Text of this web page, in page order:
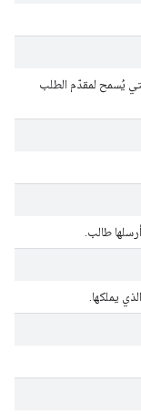
يُسمح لمقدّم الطلب
طالب.
يملكها.